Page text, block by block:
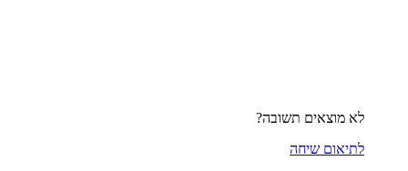
לא מוצאים תשובה?
לתיאום שיחה